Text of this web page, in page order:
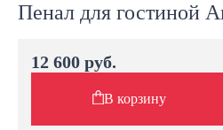
Пенал для гостиной
12 600 руб.
В корзину